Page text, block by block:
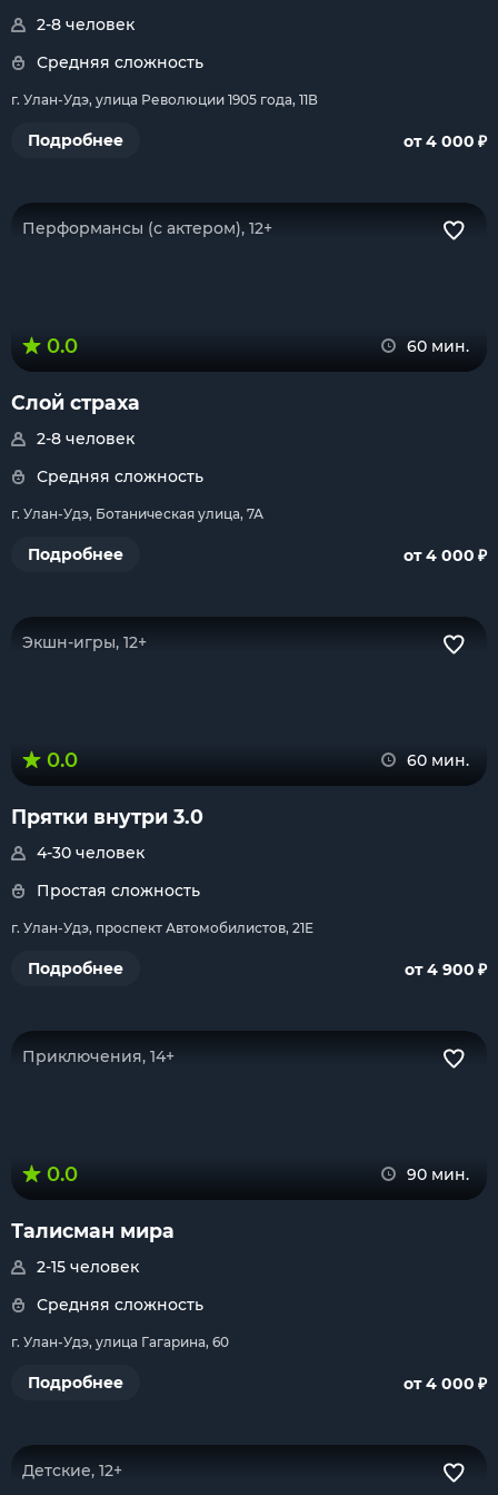
2-8 человек
Средняя сложность
г. Улан-Удэ, улица Революции 1905 года, 11В
Подробнее от 4 000 ₽
Перформансы (с актером), 12+
0.0 60 мин.
Слой страха
2-8 человек
Средняя сложность
г. Улан-Удэ, Ботаническая улица, 7А
Подробнее от 4 000 ₽
Экшн-игры, 12+
0.0 60 мин.
Прятки внутри 3.0
4-30 человек
Простая сложность
г. Улан-Удэ, проспект Автомобилистов, 21Е
Подробнее от 4 900 ₽
Приключения, 14+
0.0 90 мин.
Талисман мира
2-15 человек
Средняя сложность
г. Улан-Удэ, улица Гагарина, 60
Подробнее от 4 000 ₽
Детские, 12+